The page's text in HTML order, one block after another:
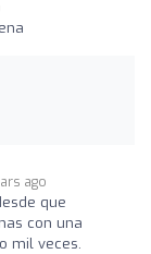
ago
que
con una
mil veces.